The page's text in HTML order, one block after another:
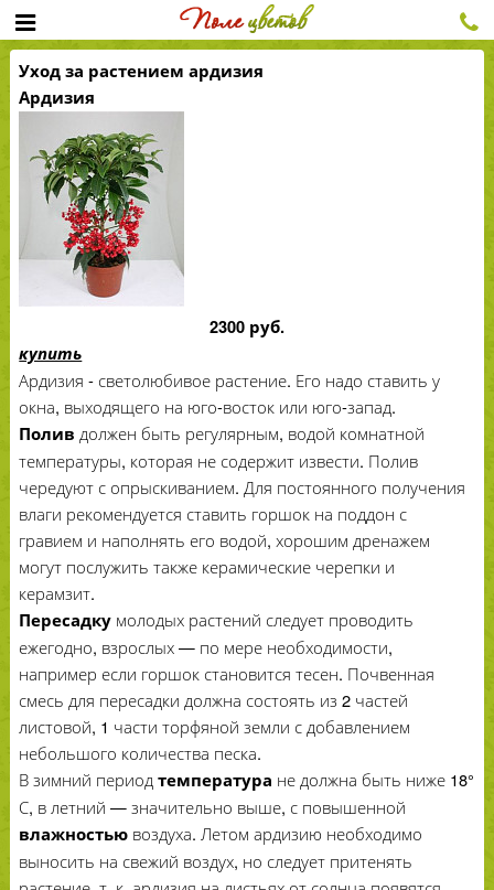
Уход за растением ардизия
Ардизия
2300 руб.
купить
Ардизия - светолюбивое растение. Его надо ставить у
окна, выходящего на юго-восток или юго-запад.
Поливдолжен быть регулярным, водой комнатной
температуры, которая не содержит извести. Полив
чередуют с опрыскиванием. Для постоянного получения
влаги рекомендуется ставить горшок на поддон с
гравием и наполнять его водой, хорошим дренажем
могут послужить также керамические черепки и
керамзит.
Пересадку молодых растений следует проводить
ежегодно, взрослых — по мере необходимости,
например если горшок становится тесен. Почвенная
смесь для пересадки должна состоять из 2 частей
листовой, 1 части торфяной земли с добавлением
небольшого количества песка.
В зимний периодтемпература не должна быть ниже 18°
С, в летний — значительно выше, с повышенной
влажностью воздуха. Летом ардизию необходимо
выносить на свежий воздух, но следует притенять